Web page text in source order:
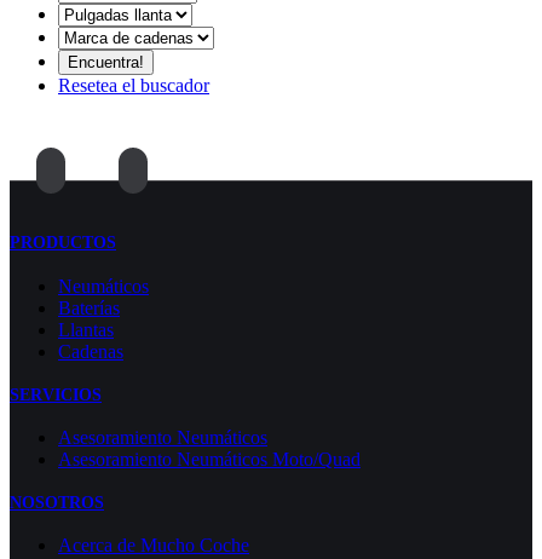
Resetea el buscador
PRODUCTOS
Neumáticos
Baterías
Llantas
Cadenas
SERVICIOS
Asesoramiento Neumáticos
Asesoramiento Neumáticos Moto/Quad
NOSOTROS
Acerca de Mucho Coche